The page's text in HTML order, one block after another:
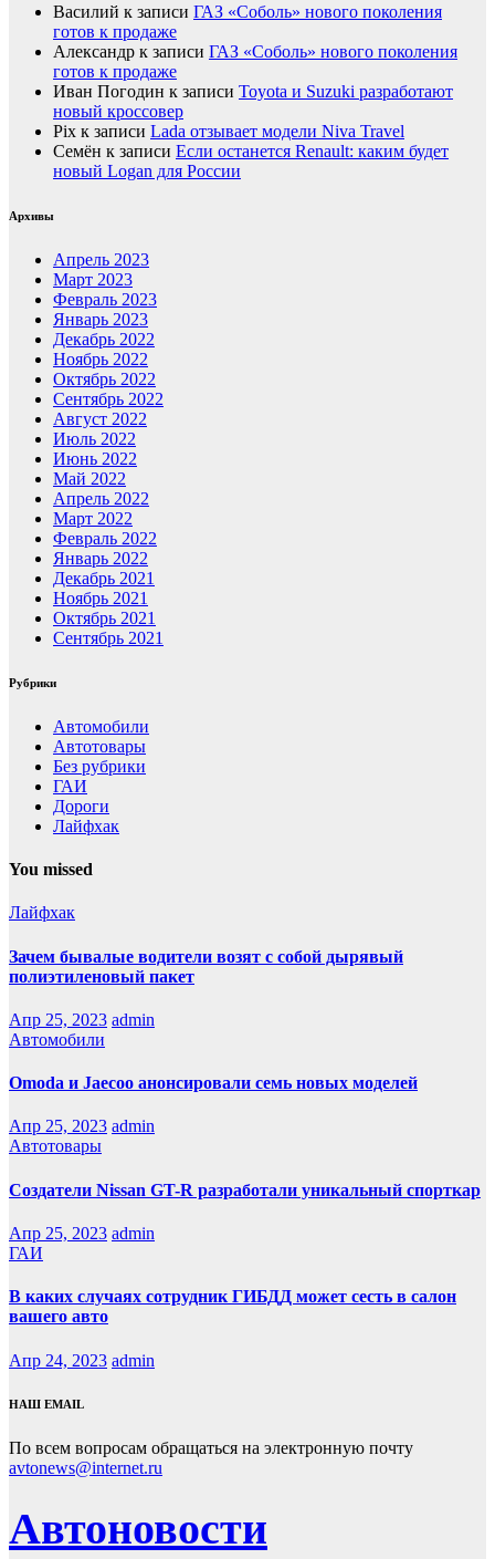
Василий к записи ГАЗ «Соболь» нового поколения
готов к продаже
Александр к записи ГАЗ «Соболь» нового поколения
готов к продаже
Иван Погодин к записи Toyota и Suzuki разработают
новый кроссовер
Pix к записи Lada отзывает модели Niva Travel
Семён к записи Если останется Renault: каким будет
новый Logan для России
Архивы
Апрель 2023
Март 2023
Февраль 2023
Январь 2023
Декабрь 2022
Ноябрь 2022
Октябрь 2022
Сентябрь 2022
Август 2022
Июль 2022
Июнь 2022
Май 2022
Апрель 2022
Март 2022
Февраль 2022
Январь 2022
Декабрь 2021
Ноябрь 2021
Октябрь 2021
Сентябрь 2021
Рубрики
Автомобили
Автотовары
Без рубрики
ГАИ
Дороги
Лайфхак
You missed
Лайфхак
Зачем бывалые водители возят с собой дырявый
полиэтиленовый пакет
Апр 25, 2023 admin
Автомобили
Оmoda и Jaecoo анонсировали семь новых моделей
Апр 25, 2023 admin
Автотовары
Создатели Nissan GT-R разработали уникальный спорткар
Апр 25, 2023 admin
ГАИ
В каких случаях сотрудник ГИБДД может сесть в салон
вашего авто
Апр 24, 2023 admin
НАШ EMAIL
По всем вопросам обращаться на электронную почту
avtonews@internet.ru
Автоновости